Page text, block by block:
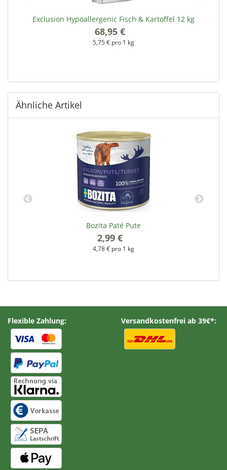
Exclusion Hypoallergenic Fisch & Kartoffel 12 kg
68,95 €
5,75 € pro 1 kg
Ähnliche Artikel
Bozita Paté Pute
2,99 €
4,78 € pro 1 kg
Flexible Zahlung: Versandkostenfrei ab 39€*: